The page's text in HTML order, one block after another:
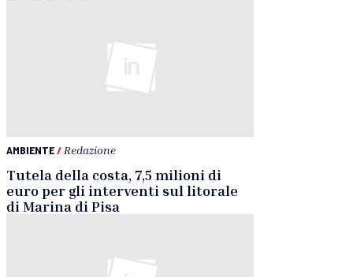
AMBIENTE/ Redazione
Tutela della costa, 7,5 milioni di
euro per gli interventi sul litorale
di Marina di Pisa